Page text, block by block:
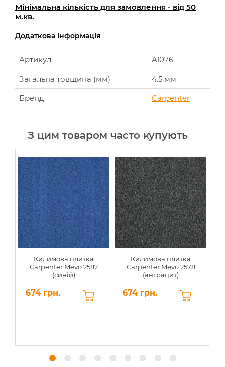
Мінімальна кількість для замовлення - від 50
м.кв.
Додаткова інформація
Артикул
A1076
Загальна товщина (мм)
4.5 мм
Бренд
Carpenter
З цим товаром часто купують
Килимова плитка
Carpenter Mevo 2582
(синій)
674 грн.
Килимова плитка
Carpenter Mevo 2578
(антрацит)
674 грн.